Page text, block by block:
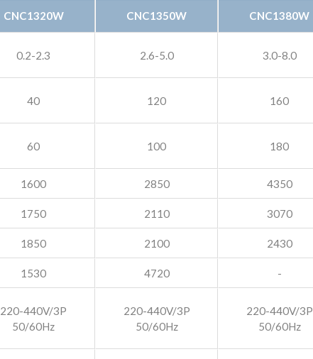
CNC1320W CNC1350W CNC1380W
0.2-2.3 2.6-5.0 3.0-8.0
40 120 160
60 100 180
1600 2850 4350
1750 2110 3070
1850 2100 2430
1530 4720 -
220-440V/3P
50/60Hz
220-440V/3P
50/60Hz
220-440V/3P
50/60Hz